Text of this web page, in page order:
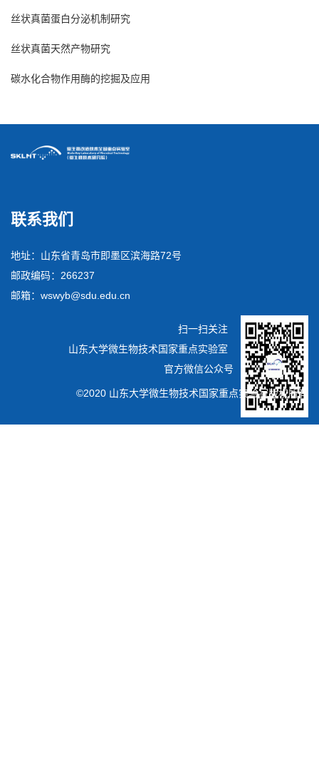
丝状真菌蛋白分泌机制研究
丝状真菌天然产物研究
碳水化合物作用酶的挖掘及应用
联系我们
地址：山东省青岛市即墨区滨海路72号
邮政编码：266237
邮箱：wswyb@sdu.edu.cn
扫一扫关注
山东大学微生物技术国家重点实验室
官方微信公众号
©2020 山东大学微生物技术国家重点实验室版权所有